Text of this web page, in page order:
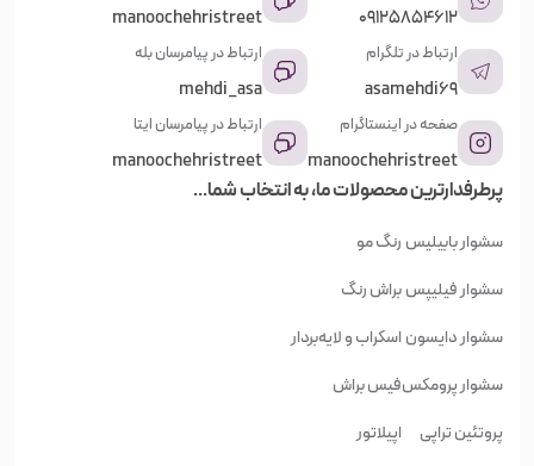
09125854612
ارتباط در تلگرام
asamehdi69
صفحه در اینستاگرام
manoochehristreet
manoochehristreet
ارتباط در پیامرسان بله
mehdi_asa
ارتباط در پیامرسان ایتا
manoochehristreet
پرطرفدارترین محصولات ما، به انتخاب شما...
سشوار بابیلیس
سشوار فیلیپس
سشوار دایسون
سشوار پرومکس
پروتئین تراپی
رنگ مو
براش رنگ
اسکراب و لایه‌بردار
فیس براش
اپیلاتور